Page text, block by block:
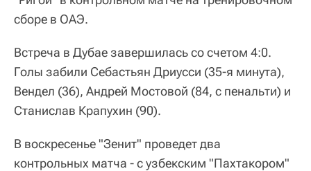
сборе в ОАЭ.
Встреча в Дубае завершилась со счетом 4:0.
Голы забили Себастьян Дриусси (35-я минута),
Вендел (36), Андрей Мостовой (84, с пенальти) и
Станислав Крапухин (90).
В воскресенье "Зенит" проведет два
контрольных матча - с узбекским "Пахтакором"